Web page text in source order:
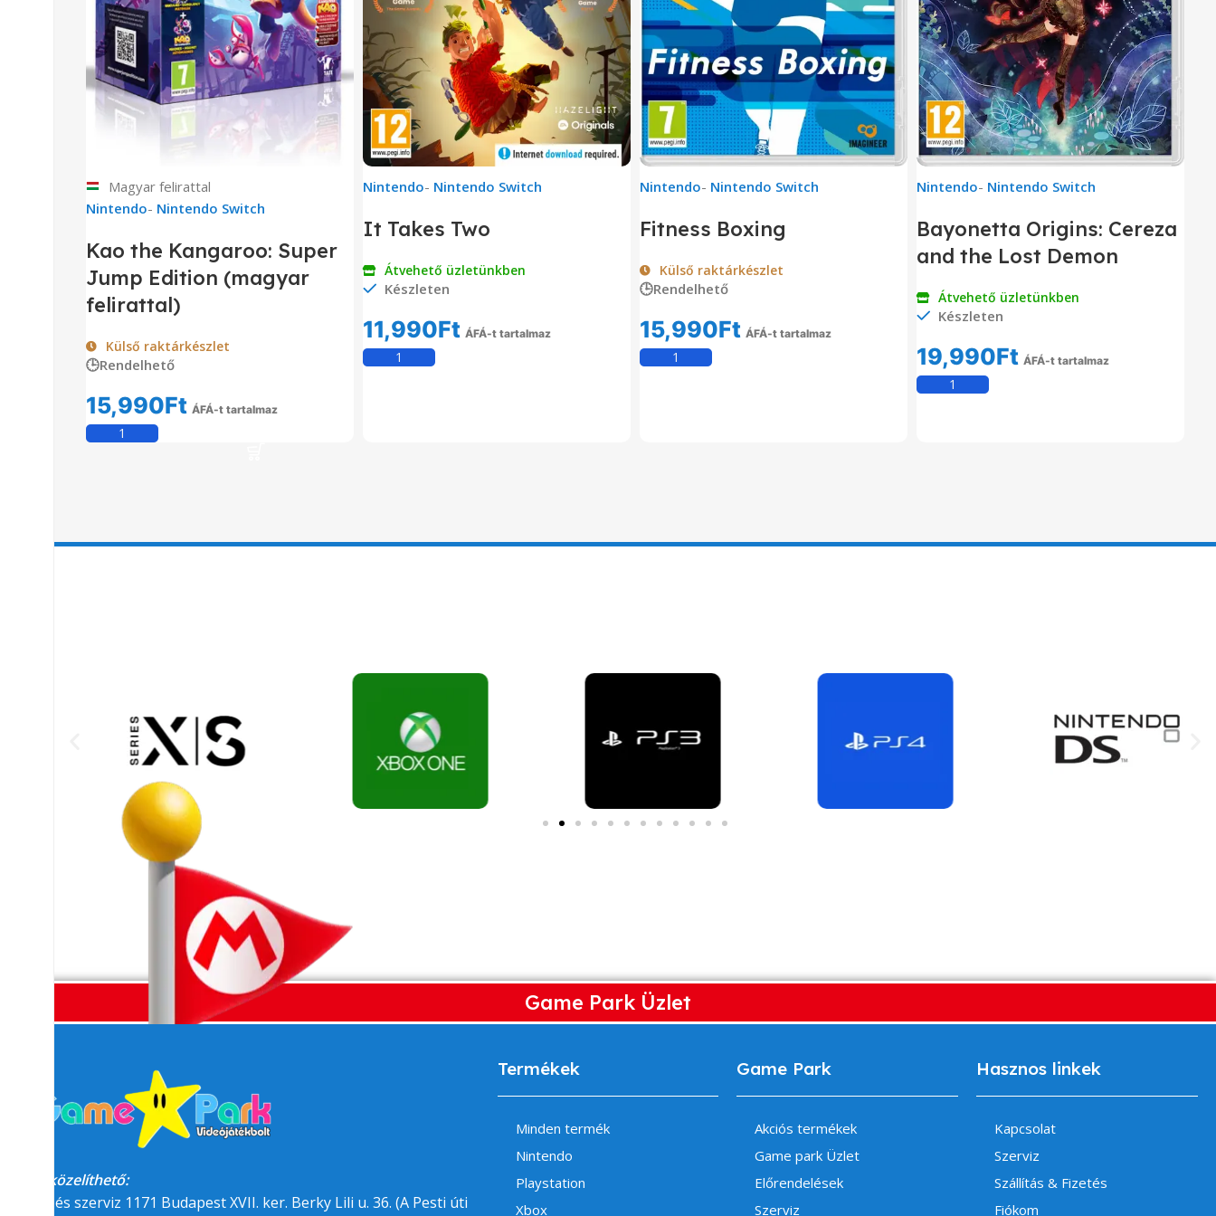
Magyar felirattal
Nintendo- Nintendo Switch
Kao the Kangaroo: Super
Jump Edition (magyar
felirattal)
Külső raktárkészlet
🕒Rendelhető
15,990Ft ÁFÁ-t tartalmaz
Nintendo- Nintendo Switch
It Takes Two
Átvehető üzletünkben
Készleten
11,990Ft ÁFÁ-t tartalmaz
Nintendo- Nintendo Switch
Fitness Boxing
Külső raktárkészlet
🕒Rendelhető
15,990Ft ÁFÁ-t tartalmaz
Nintendo- Nintendo Switch
Bayonetta Origins: Cereza
and the Lost Demon
Átvehető üzletünkben
Készleten
19,990Ft ÁFÁ-t tartalmaz
Game Park Üzlet
Megközelíthető:
üzlet és szerviz 1171 Budapest XVII. ker. Berky Lili u. 36. (A Pesti úti
Termékek
Minden termék
Nintendo
Playstation
Xbox
Game Park
Akciós termékek
Game park Üzlet
Előrendelések
Szerviz
Hasznos linkek
Kapcsolat
Szerviz
Szállítás & Fizetés
Fiókom